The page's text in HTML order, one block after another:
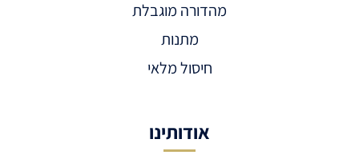
מהדורה מוגבלת
מתנות
חיסול מלאי
אודותינו